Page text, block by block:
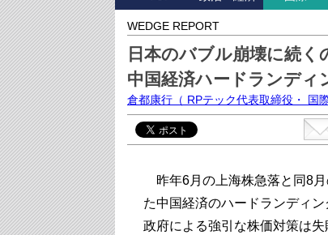
WEDGE REPORT
日本のバブル崩壊に続く
中国経済ハードランディ
倉都康行 （ RPテック代表取締役・ 国
昨年6月の上海株急落と同8
た中国経済のハードランディ
政府による強引な株価対策は